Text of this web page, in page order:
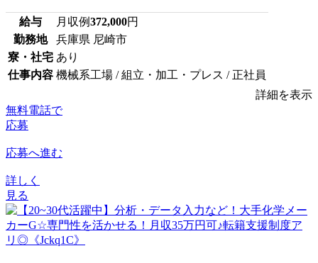
給与 月収例372,000円
勤務地
兵庫県 尼崎市
寮・社宅 あり
仕事内容 機械系工場 / 組立・加工・プレス / 正社員
詳細を表示
無料電話で
応募
応募へ進む
詳しく
見る